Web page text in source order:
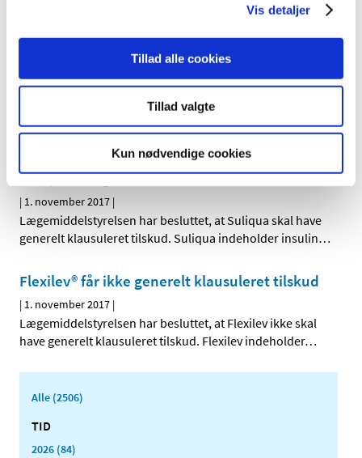
Vis detaljer
Tillad alle cookies
Tillad valgte
Kun nødvendige cookies
muligt at ansøge elektronisk om tilladelse til…
Nogle typer medicin mod migræne ændrer
tilskudsstatus
Med virkning fra den 9. april 2018 ændrer vi tilskuddet til
nogle typer medicin mod migræne.
Suliqua® får generelt klausuleret tilskud
| 1. november 2017 |
Lægemiddelstyrelsen har besluttet, at Suliqua skal have
generelt klausuleret tilskud. Suliqua indeholder insulin…
Flexilev® får ikke generelt klausuleret tilskud
| 1. november 2017 |
Lægemiddelstyrelsen har besluttet, at Flexilev ikke skal
have generelt klausuleret tilskud. Flexilev indeholder…
Alle (2506)
TID
2026 (84)